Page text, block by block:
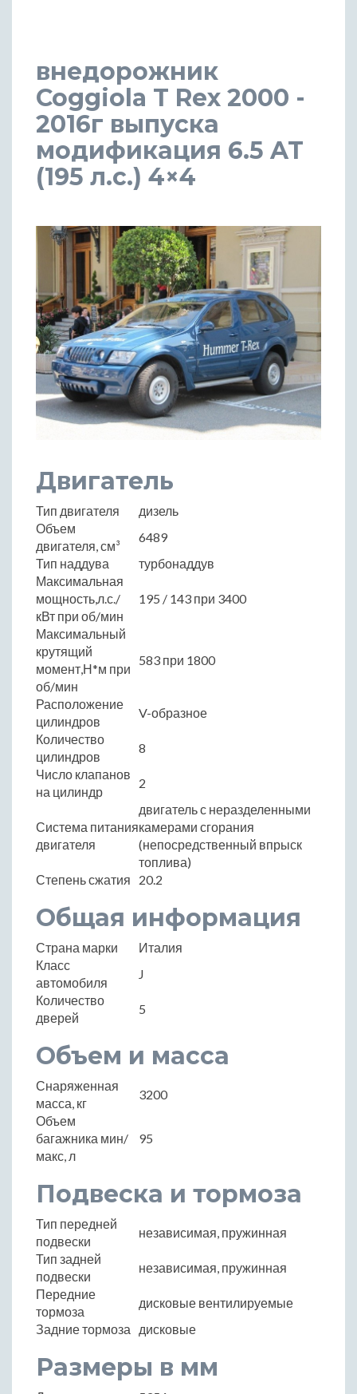
внедорожник
Coggiola T Rex 2000 -
2016г выпуска
модификация 6.5 AT
(195 л.с.) 4×4
Двигатель
Тип двигателя
дизель
Объем
двигателя, см³
6489
Тип наддува
турбонаддув
Максимальная
мощность,л.с./
кВт при об/мин
195 / 143 при 3400
Максимальный
крутящий
момент,Н*м при
об/мин
583 при 1800
Расположение
цилиндров
V-образное
Количество
цилиндров
8
Число клапанов
на цилиндр
2
Система питания
двигателя
двигатель с неразделенными
камерами сгорания
(непосредственный впрыск
топлива)
Степень сжатия
20.2
Общая информация
Страна марки
Италия
Класс
автомобиля
J
Количество
дверей
5
Объем и масса
Снаряженная
масса, кг
3200
Объем
багажника мин/
макс, л
95
Подвеска и тормоза
Тип передней
подвески
независимая, пружинная
Тип задней
подвески
независимая, пружинная
Передние
тормоза
дисковые вентилируемые
Задние тормоза
дисковые
Размеры в мм